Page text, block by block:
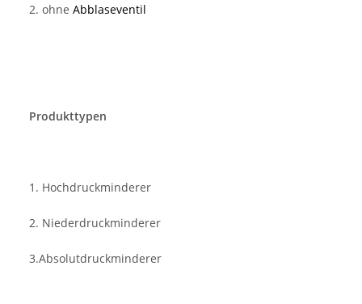
2. ohne Abblaseventil
Produkttypen
1. Hochdruckminderer
2. Niederdruckminderer
3.Absolutdruckminderer